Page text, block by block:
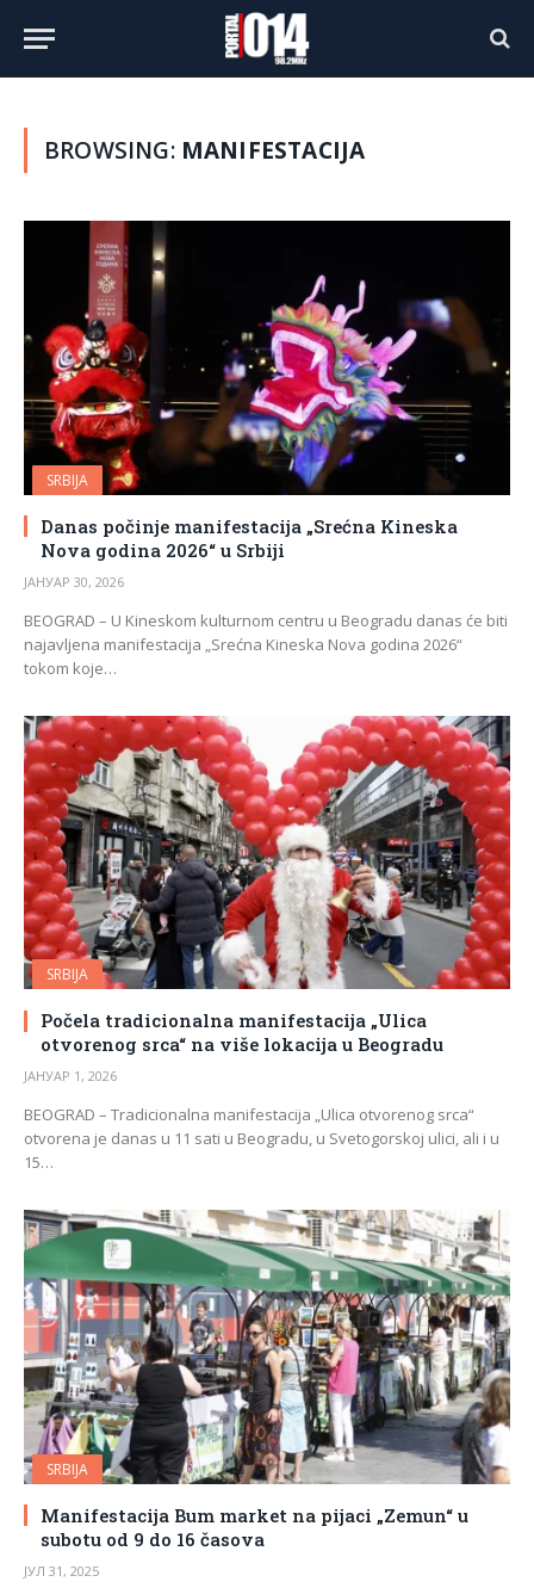
BROWSING: MANIFESTACIJA
SRBIJA
Danas počinje manifestacija „Srećna Kineska
Nova godina 2026“ u Srbiji
ЈАНУАР 30, 2026
BEOGRAD – U Kineskom kulturnom centru u Beogradu danas će biti
najavljena manifestacija „Srećna Kineska Nova godina 2026“
tokom koje…
SRBIJA
Počela tradicionalna manifestacija „Ulica
otvorenog srca“ na više lokacija u Beogradu
ЈАНУАР 1, 2026
BEOGRAD – Tradicionalna manifestacija „Ulica otvorenog srca“
otvorena je danas u 11 sati u Beogradu, u Svetogorskoj ulici, ali i u
15…
SRBIJA
Manifestacija Bum market na pijaci „Zemun“ u
subotu od 9 do 16 časova
ЈУЛ 31, 2025